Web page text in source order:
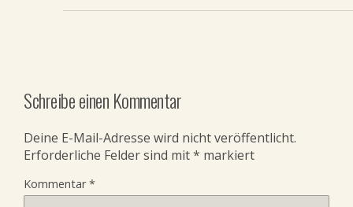
Schreibe einen Kommentar
Deine E-Mail-Adresse wird nicht veröffentlicht.
Erforderliche Felder sind mit* markiert
Kommentar*